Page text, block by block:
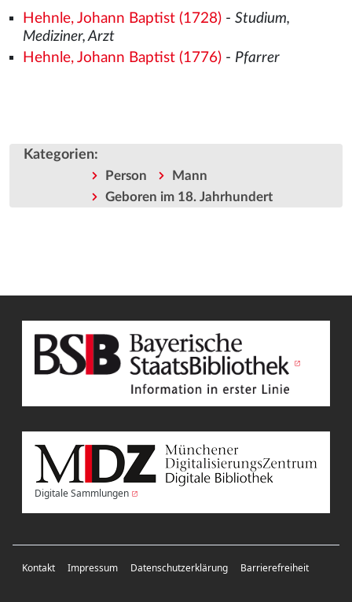
Hehnle, Johann Baptist (1728)- Studium,
Mediziner, Arzt
Hehnle, Johann Baptist (1776)- Pfarrer
Kategorien:
Person
Mann
Geboren im 18. Jahrhundert
Digitale Sammlungen
Kontakt Impressum Datenschutzerklärung Barrierefreiheit